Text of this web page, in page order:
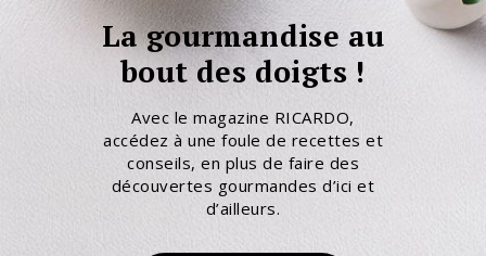
La gourmandise au
bout des doigts !
Avec le magazine RICARDO,
accédez à une foule de recettes et
conseils, en plus de faire des
découvertes gourmandes d’ici et
d’ailleurs.